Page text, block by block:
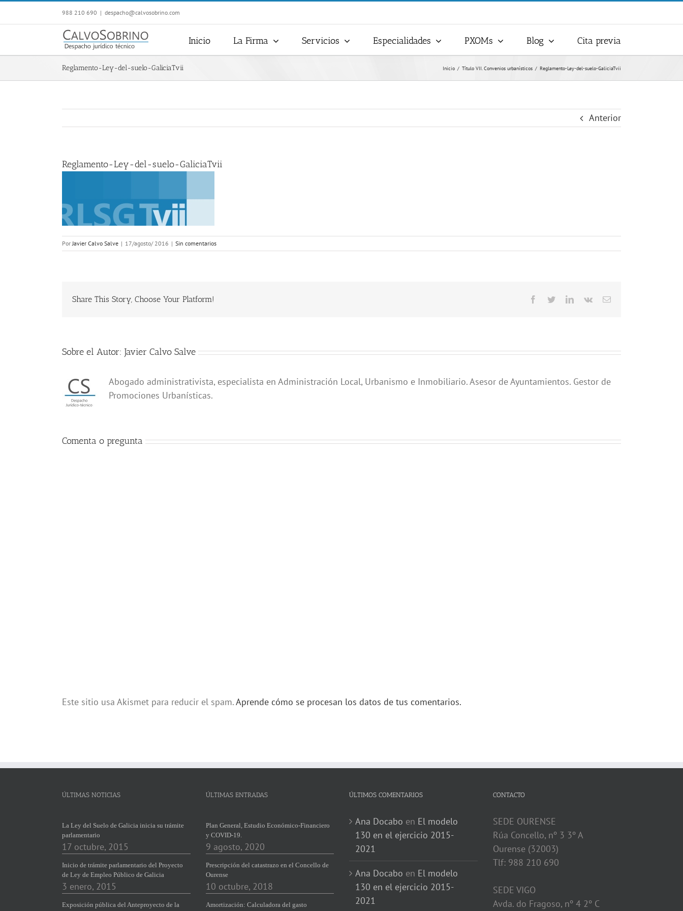
988 210 690 | despacho@calvosobrino.com
Inicio La Firma Servicios Especialidades PXOMs Blog Cita previa
Reglamento-Ley-del-suelo-GaliciaTvii Inicio Título VII. Convenios urbanísticos Reglamento-Ley-del-suelo-GaliciaTvii
Anterior
Reglamento-Ley-del-suelo-GaliciaTvii
PorJavier Calvo Salve | 17/agosto/ 2016 | Sin comentarios
Share This Story, Choose Your Platform! Facebook
TwitterLinkedIn
Vk
Correo
Sobre el Autor: Javier Calvo Salve
Abogado administrativista, especialista en Administración Local, Urbanismo e Inmobiliario. Asesor de Ayuntamientos. Gestor de
Promociones Urbanísticas.
Comenta o pregunta
Este sitio usa Akismet para reducir el spam.Aprende cómo se procesan los datos de tus comentarios.
ÚLTIMAS NOTICIAS
La Ley del Suelo de Galicia inicia su trámite
parlamentario
17 octubre, 2015
Inicio de trámite parlamentario del Proyecto
de Ley de Empleo Público de Galicia
3 enero, 2015
Exposición pública del Anteproyecto de la
ÚLTIMAS ENTRADAS
Plan General, Estudio Económico-Financiero
y COVID-19.
9 agosto, 2020
Prescripción del catastrazo en el Concello de
Ourense
10 octubre, 2018
Amortización: Calculadora del gasto
ÚLTIMOS COMENTARIOS
Ana Docabo en El modelo
130 en el ejercicio 2015-
2021
Ana Docabo en El modelo
130 en el ejercicio 2015-
2021
CONTACTO
SEDE OURENSE
Rúa Concello, nº 3 3º A
Ourense (32003)
Tlf: 988 210 690
SEDE VIGO
Avda. do Fragoso, nº 4 2º C